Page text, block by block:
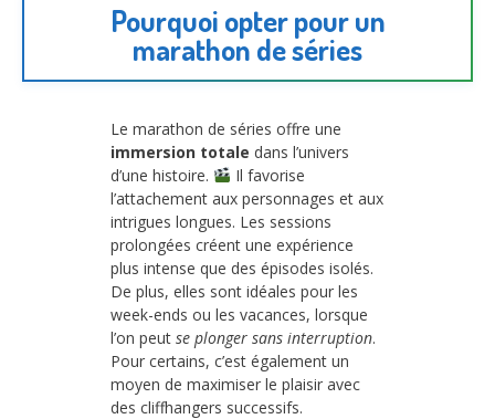
Pourquoi opter pour un
marathon de séries
Le marathon de séries offre une
immersion totale dans l’univers
d’une histoire.
Il favorise
l’attachement aux personnages et aux
intrigues longues. Les sessions
prolongées créent une expérience
plus intense que des épisodes isolés.
De plus, elles sont idéales pour les
week-ends ou les vacances, lorsque
l’on peut se plonger sans interruption.
Pour certains, c’est également un
moyen de maximiser le plaisir avec
des cliffhangers successifs.